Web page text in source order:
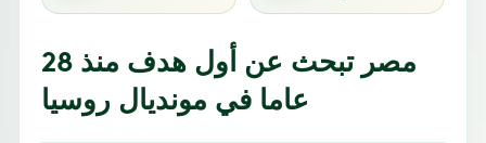
مصر تبحث عن أول هدف منذ 28
عاما في مونديال روسيا